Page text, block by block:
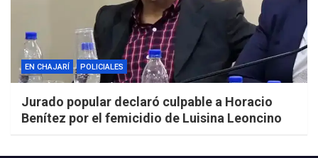
EN CHAJARÍ POLICIALES
Jurado popular declaró culpable a Horacio
Benítez por el femicidio de Luisina Leoncino